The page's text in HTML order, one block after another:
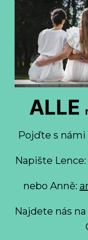
ALLE
Pojďte s námi
Napište Lence:
nebo Anně:
Najdete nás